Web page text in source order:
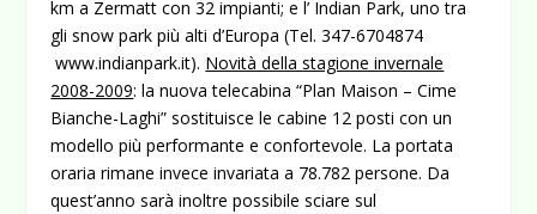
km a Zermatt con 32 impianti; e l’ Indian Park, uno tra
gli snow park più alti d’Europa (Tel. 347-6704874
www.indianpark.it). Novità della stagione invernale
2008-2009: la nuova telecabina “Plan Maison – Cime
Bianche-Laghi” sostituisce le cabine 12 posti con un
modello più performante e confortevole. La portata
oraria rimane invece invariata a 78.782 persone. Da
quest’anno sarà inoltre possibile sciare sul